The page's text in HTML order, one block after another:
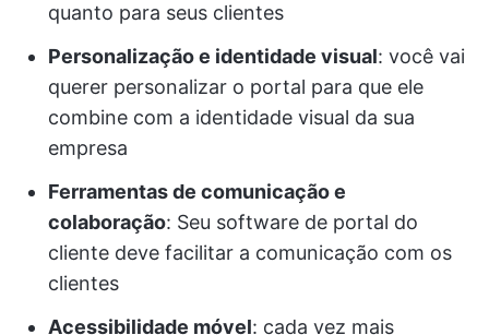
quanto para seus clientes
Personalização e identidade visual: você vai
querer personalizar o portal para que ele
combine com a identidade visual da sua
empresa
Ferramentas de comunicação e
colaboração: Seu software de portal do
cliente deve facilitar a comunicação com os
clientes
Acessibilidade móvel: cada vez mais